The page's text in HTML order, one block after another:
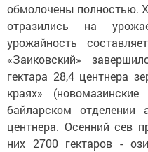
обмолочены полностью.
отразились на
урожайность
«Заиковский»
гектара 28,4 центнера
краях»
байларском
центнера. Осенний сев
них 2700 гектаров -